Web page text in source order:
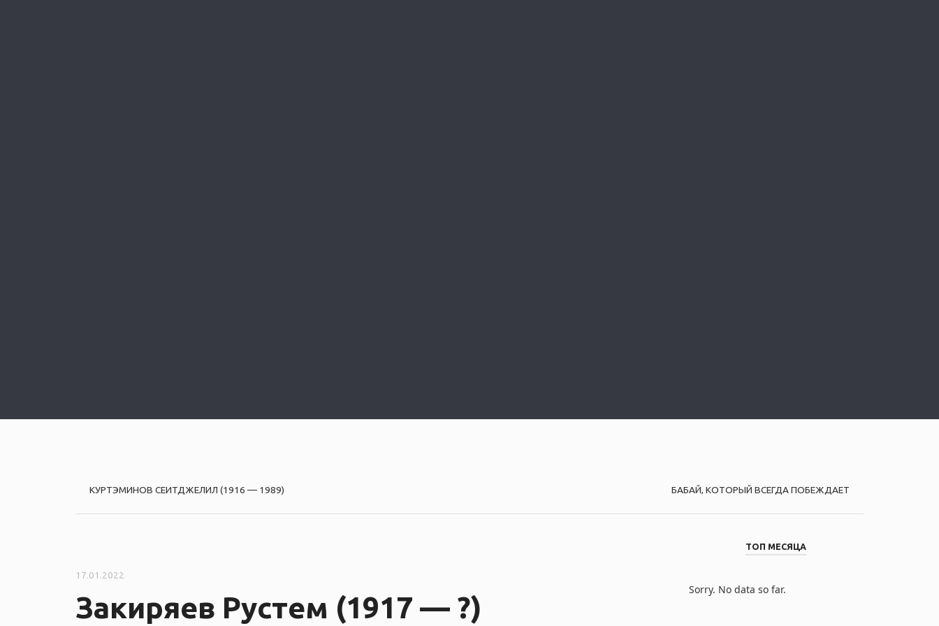
P
o
s
t
КУРТЭМИНОВ СЕИТДЖЕЛИЛ (1916 — 1989) БАБАЙ, КОТОРЫЙ ВСЕГДА ПОБЕЖДАЕТ
17.01.2022
Закиряев Рустем (1917 — ?)
ТОП МЕСЯЦА
Sorry. No data so far.